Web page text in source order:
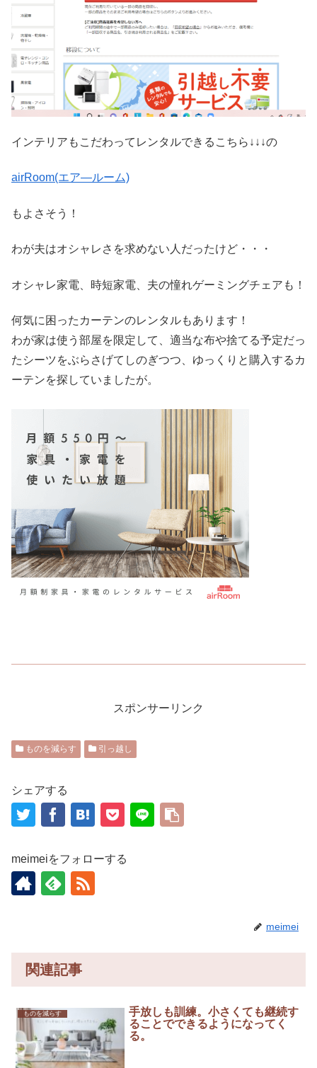
インテリアもこだわってレンタルできるこちら↓↓↓の
airRoom(エア―ルーム)
もよさそう！
わが夫はオシャレさを求めない人だったけど・・・
オシャレ家電、時短家電、夫の憧れゲーミングチェアも！
何気に困ったカーテンのレンタルもあります！
わが家は使う部屋を限定して、適当な布や捨てる予定だっ
たシーツをぶらさげてしのぎつつ、ゆっくりと購入するカ
ーテンを探していましたが。
スポンサーリンク
ものを減らす 引っ越し
シェアする
meimeiをフォローする
meimei
関連記事
ものを減らす
手放しも訓練。小さくても継続す
ることでできるようになってく
る。